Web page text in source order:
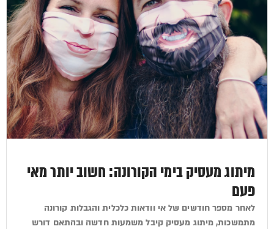
מיתוג מעסיק בימי הקורונה: חשוב יותר מאי
פעם
לאחר מספר חודשים של אי וודאות כלכלית והגבלות קורונה
מתמשכות, מיתוג מעסיק קיבל משמעות חדשה ובהתאם דורש